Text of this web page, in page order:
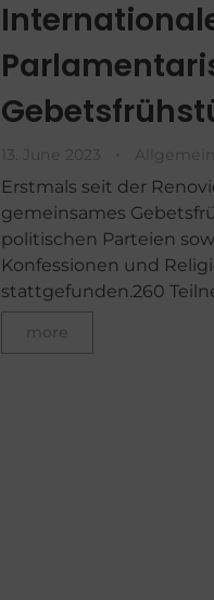
13. June 2023 Allgemein
Erstmals seit der
gemeinsames
politischen Parteien
Konfessionen und
stattgefunden.260
more